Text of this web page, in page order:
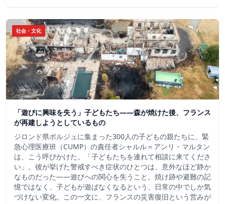
社会・文化
「遊びに興味を失う」子どもたち——森が焼けた後、フランス
が再建しようとしているもの
ジロンド県ポルジュに集まった300人の子どもの親たちに、緊
急心理医療班（CUMP）の責任者シャルル＝アンリ・マルタン
は、こう呼びかけた。「子どもたちを連れて相談に来てくださ
い」。彼が挙げた警戒すべき症状のひとつは、意外なほど静か
なものだった――遊びへの関心を失うこと。焼け跡や避難の記
憶ではなく、子どもが遊ばなくなるという、日常の中でしか気
づけない変化。この一文に、フランスの災害復旧という営みが